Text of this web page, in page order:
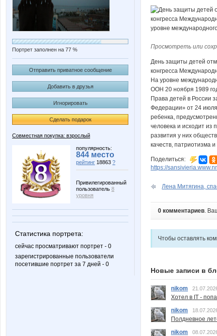
Портрет заполнен на 77 %
Отправить приватное сообщение
Добавить в друзья
Игнорировать
Сделать подарок
Совместная покупка: взрослый
популярность:
844 место
рейтинг 18863 ?
Привилегированный
пользователь 8
уровня
Статистика портрета:
сейчас просматривают портрет - 0
зарегистрированные пользователи
посетившие портрет за 7 дней - 0
Просмотреть или
День защиты детей
конгресса
На уровне
ООН 20 ноября 1989
Права детей в России
Федерации» от 24 июля
ребенка,
человека и исходит из
развития у них
качеств, патриотизма
Поделиться:
https://
Лена Митягина,
0 комментариев.
Чтобы оставлять
Новые записи в
nikom
Хотел в IT -
nikom
Полдневное
nikom